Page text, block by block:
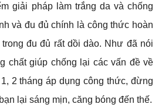
giải pháp làm trắng da và chống
và đu đủ chính là công thức hoàn
đu đủ rất dồi dào. Như đã nói
chất giúp chống lại các vấn đề về
2 tháng áp dụng công thức, đừng
lại sáng mịn, căng bóng đến thế.